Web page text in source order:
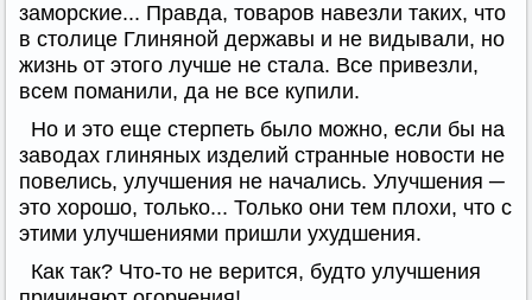
заморские... Правда, товаров навезли таких, что
в столице Глиняной державы и не видывали, но
жизнь от этого лучше не стала. Все привезли,
всем поманили, да не все купили.
Но и это еще стерпеть было можно, если бы на
заводах глиняных изделий странные новости не
повелись, улучшения не начались. Улучшения ─
это хорошо, только... Только они тем плохи, что с
этими улучшениями пришли ухудшения.
Как так? Что-то не верится, будто улучшения